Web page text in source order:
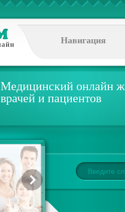
Навигация
Медицинский онлайн
врачей и пациентов